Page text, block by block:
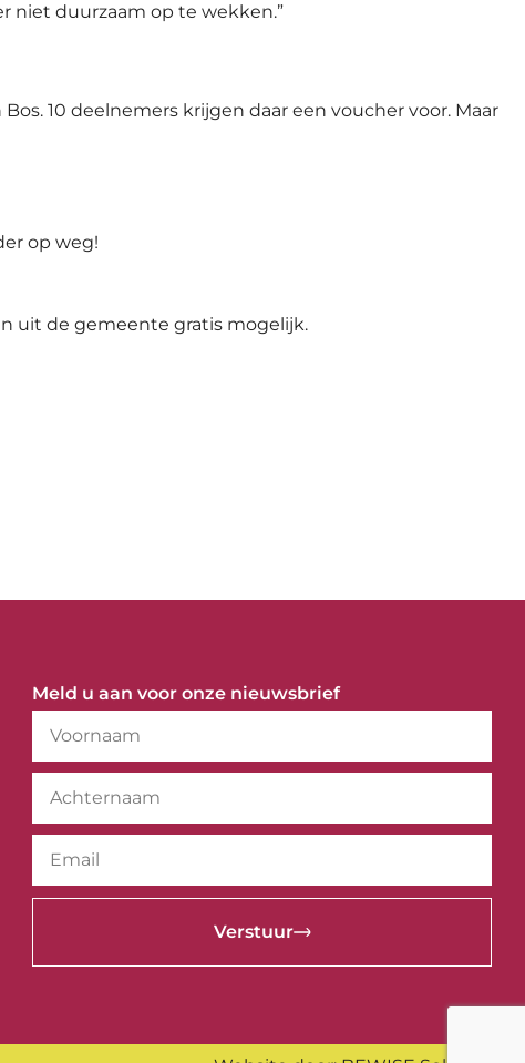
niet duurzaam op te wekken.”
10 deelnemers krijgen daar een voucher voor. Maar
op weg!
uit de gemeente gratis mogelijk.
Meld u aan voor onze nieuwsbrief
Verstuur